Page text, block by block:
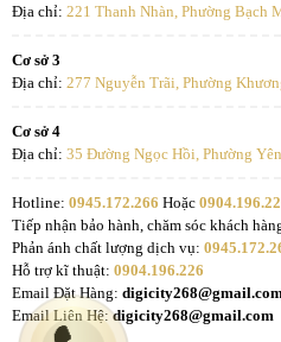
Địa chỉ: 221 Thanh Nhàn, Phường Bạch
Cơ sở 3
Địa chỉ: 277 Nguyễn Trãi, Phường
Cơ sở 4
Địa chỉ: 35 Đường Ngọc Hồi, Phường
Hotline: 0945.172.266 Hoặc
Tiếp nhận bảo hành, chăm sóc khách
Phản ánh chất lượng dịch vụ:
Hỗ trợ kĩ thuật: 0904.196.226
Email Đặt Hàng: digicity268@gmail.com
Email Liên Hệ:digicity268@gmail.com